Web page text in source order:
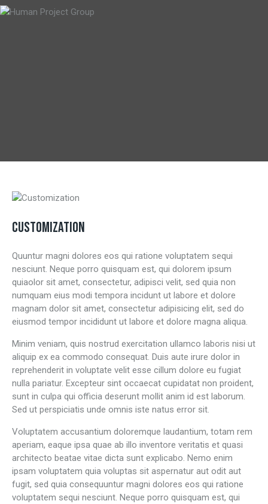
CUSTOMIZATION
Quuntur magni dolores eos qui ratione voluptatem sequi
nesciunt. Neque porro quisquam est, qui dolorem ipsum
quiaolor sit amet, consectetur, adipisci velit, sed quia non
numquam eius modi tempora incidunt ut labore et dolore
magnam dolor sit amet, consectetur adipisicing elit, sed do
eiusmod tempor incididunt ut labore et dolore magna aliqua.
Minim veniam, quis nostrud exercitation ullamco laboris nisi ut
aliquip ex ea commodo consequat. Duis aute irure dolor in
reprehenderit in voluptate velit esse cillum dolore eu fugiat
nulla pariatur. Excepteur sint occaecat cupidatat non proident,
sunt in culpa qui officia deserunt mollit anim id est laborum.
Sed ut perspiciatis unde omnis iste natus error sit.
Voluptatem accusantium doloremque laudantium, totam rem
aperiam, eaque ipsa quae ab illo inventore veritatis et quasi
architecto beatae vitae dicta sunt explicabo. Nemo enim
ipsam voluptatem quia voluptas sit aspernatur aut odit aut
fugit, sed quia consequuntur magni dolores eos qui ratione
voluptatem sequi nesciunt. Neque porro quisquam est, qui